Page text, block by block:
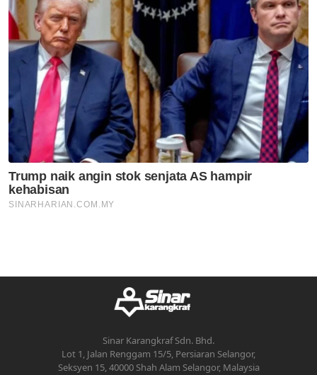
Sinar Karangkraf Sdn. Bhd.
Lot 1, Jalan Renggam 15/5, Persiaran Selangor,
Seksyen 15, 40000 Shah Alam Selangor, Malaysia